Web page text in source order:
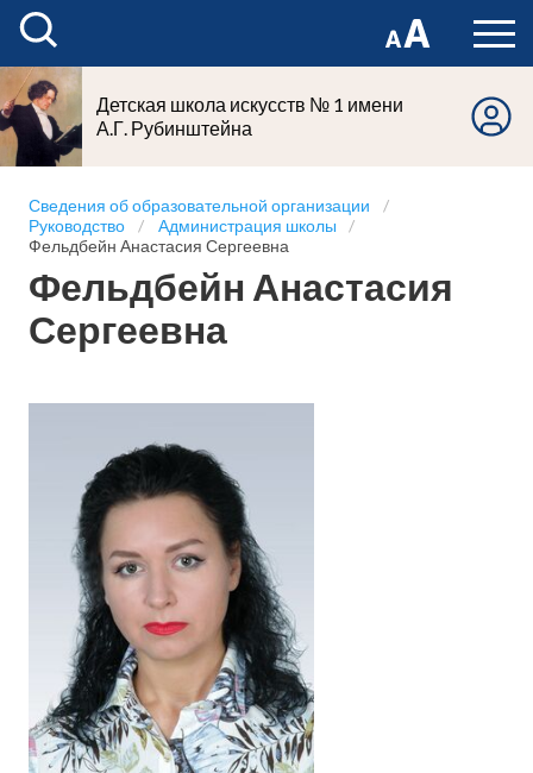
Детская школа искусств № 1 имени
А.Г. Рубинштейна
Сведения об образовательной организации
Руководство
Администрация школы
Фельдбейн Анастасия Сергеевна
Фельдбейн Анастасия
Сергеевна